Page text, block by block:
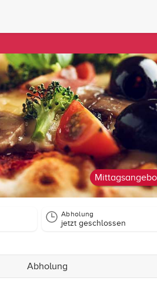
Abholung
jetzt geschlossen
Abholung